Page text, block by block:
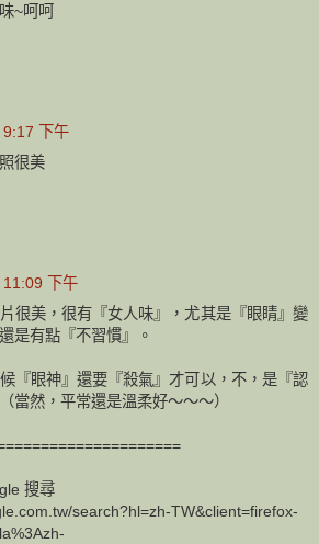
~呵呵
下午
很美
下午
很美，很有『女人味』，尤其是『眼睛』變
是有點『不習慣』。
『眼神』還要『殺氣』才可以，不，是『認
當然，平常還是溫柔好～～～）
搜尋
search?hl=zh-TW&client=firefox-